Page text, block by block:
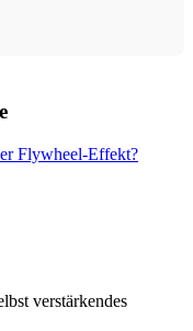
Flywheel-Effekt?
verstärkendes